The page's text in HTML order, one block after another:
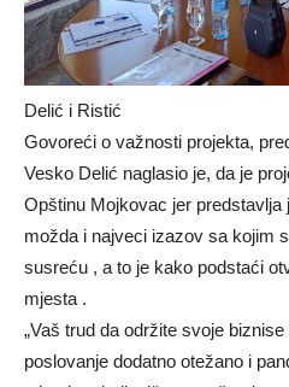
Delić i Ristić
Govoreći o važnosti projekta,
Vesko Delić naglasio je, da je
Opštinu Mojkovac jer predstavlja
možda i najveci izazov sa kojim
susreću , a to je kako podstaći
mjesta .
„Vaš trud da održite svoje
poslovanje dodatno otežano i